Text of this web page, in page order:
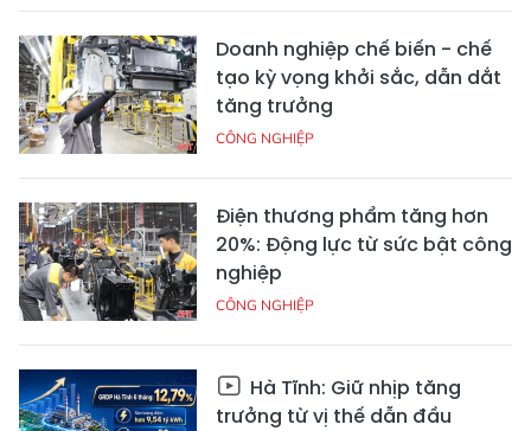
Doanh nghiệp chế biến - chế
tạo kỳ vọng khởi sắc, dẫn dắt
tăng trưởng
CÔNG NGHIỆP
Điện thương phẩm tăng hơn
20%: Động lực từ sức bật công
nghiệp
CÔNG NGHIỆP
Hà Tĩnh: Giữ nhịp tăng
trưởng từ vị thế dẫn đầu